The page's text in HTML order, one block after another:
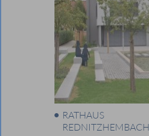
RATHAUS
REDNITZHEMBACH